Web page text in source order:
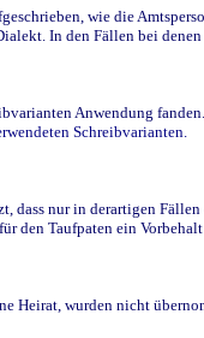
wie die
In den Fällen bei
Anwendung
Schreibvarianten.
nur in derartigen
Taufpaten ein
Heirat, wurden nicht